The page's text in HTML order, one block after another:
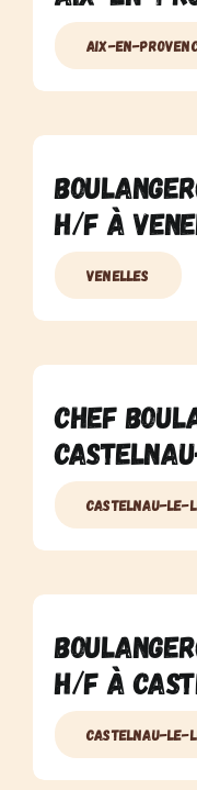
Aix-En-
H/F à
Venelles
Chef
Castelnau-Le-
H/F à
Castelnau-Le-